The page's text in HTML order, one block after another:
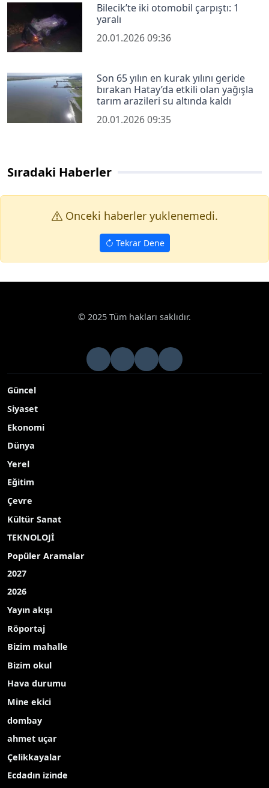
Bilecik’te iki otomobil çarpıştı: 1
yaralı
20.01.2026 09:36
Son 65 yılın en kurak yılını geride
bırakan Hatay’da etkili olan yağışla
tarım arazileri su altında kaldı
20.01.2026 09:35
Sıradaki Haberler
Onceki haberler yuklenemedi.
Tekrar Dene
© 2025 Tüm hakları saklıdır.
Güncel
Siyaset
Ekonomi
Dünya
Yerel
Eğitim
Çevre
Kültür Sanat
TEKNOLOJİ
Popüler Aramalar
2027
2026
Yayın akışı
Röportaj
Bizim mahalle
Bizim okul
Hava durumu
Mine ekici
dombay
ahmet uçar
Çelikkayalar
Ecdadın izinde